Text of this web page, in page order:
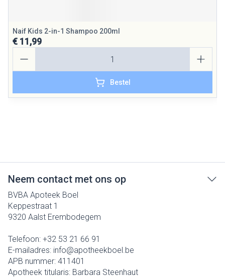
Naif Kids 2-in-1 Shampoo 200ml
€ 11,99
Bestel
Neem contact met ons op
BVBA Apoteek Boel
Keppestraat 1
9320 Aalst Erembodegem
Telefoon: +32 53 21 66 91
E-mailadres: info@apotheekboel.be
APB nummer: 411401
Apotheek titularis: Barbara Steenhaut